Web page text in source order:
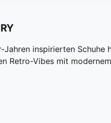
Jahren inspirierten Schuhe
Retro-Vibes mit